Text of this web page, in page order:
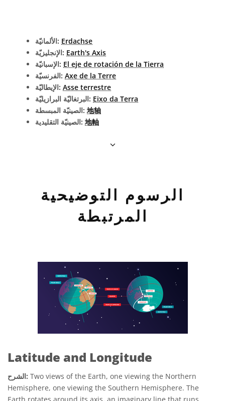
الألمانيّة: Erdachse
الإنجليزيّة: Earth's Axis
الإسبانيّة: El eje de rotación de la Tierra
الفرنسيّة: Axe de la Terre
الإيطاليّة: Asse terrestre
البرتغاليّة البرازيليّة: Eixo da Terra
الصينيّة المبسطة: 地轴
الصينيّة التقليدية: 地軸
الرسوم التوضيحية
المرتبطة
Latitude and Longitude
الشرح: Two views of the Earth, one viewing the Northern
Hemisphere, one viewing the Southern Hemisphere. The